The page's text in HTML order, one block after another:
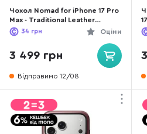
Чохол Nomad for iPhone 17 Pro
Max - Traditional Leather
Horween Rustic Brown
(NM011918858)
Оціни
34 грн
3 499 грн
Відправимо 12/08